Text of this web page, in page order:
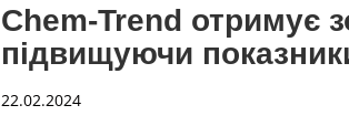
Chem-Trend отримує
підвищуючи
22.02.2024